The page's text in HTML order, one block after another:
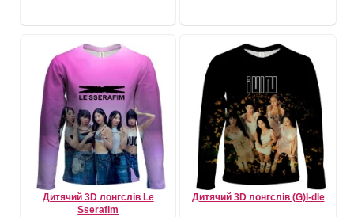
Дитячий 3D лонгслів Le
Sserafim
Дитячий 3D лонгслів (G)I-dle